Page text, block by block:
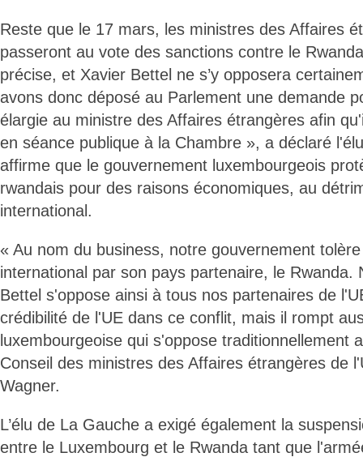
Reste que le 17 mars, les ministres des Affaires
passeront au vote des sanctions contre le
précise, et Xavier Bettel ne s’y opposera
avons donc déposé au Parlement une demande
élargie au ministre des Affaires étrangères afin
en séance publique à la Chambre », a déclaré
affirme que le gouvernement luxembourgeois
rwandais pour des raisons économiques, au
international.
« Au nom du business, notre gouvernement
international par son pays partenaire, le Rwanda.
Bettel s'oppose ainsi à tous nos partenaires de
crédibilité de l'UE dans ce conflit, mais il rompt
luxembourgeoise qui s'oppose traditionnellement
Conseil des ministres des Affaires étrangères de
Wagner.
L’élu de La Gauche a exigé également la
entre le Luxembourg et le Rwanda tant que